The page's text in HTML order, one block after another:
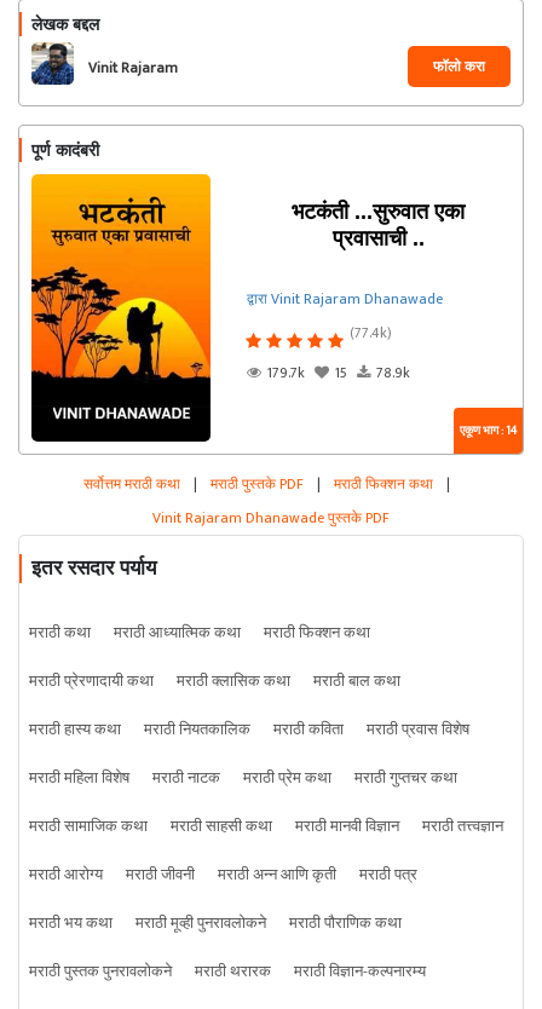
लेखक बद्दल
Vinit Rajaram
Dhanawade
फॉलो करा
पूर्ण कादंबरी
भटकंती ...सुरुवात एका
प्रवासाची ..
द्वारा Vinit Rajaram Dhanawade
(77.4k)
179.7k
15 78.9k
एकूण भाग : 14
सर्वोत्तम मराठी कथा | मराठी पुस्तके PDF | मराठी फिक्शन कथा |
Vinit Rajaram Dhanawade पुस्तके PDF
इतर रसदार पर्याय
मराठी कथा मराठी आध्यात्मिक कथा
मराठी फिक्शन कथा
मराठी प्रेरणादायी कथा
मराठी क्लासिक कथा
मराठी बाल कथा
मराठी हास्य कथा
मराठी नियतकालिक मराठी कविता
मराठी प्रवास विशेष
मराठी महिला विशेष
मराठी नाटक मराठी प्रेम कथा
मराठी गुप्तचर कथा
मराठी सामाजिक कथा
मराठी साहसी कथा मराठी मानवी विज्ञान
मराठी तत्त्वज्ञान
मराठी आरोग्य
मराठी जीवनी मराठी अन्न आणि कृती
मराठी पत्र
मराठी भय कथा
मराठी मूव्ही पुनरावलोकने
मराठी पौराणिक कथा
मराठी पुस्तक पुनरावलोकने
मराठी थरारक
मराठी विज्ञान-कल्पनारम्य